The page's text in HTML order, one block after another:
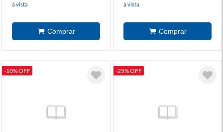
à vista à vista
-10% OFF -25% OFF